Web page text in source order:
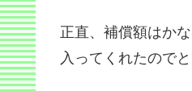
正直、補償額はか
入ってくれたので